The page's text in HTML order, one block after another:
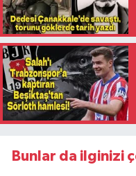
Bunlar da ilginizi